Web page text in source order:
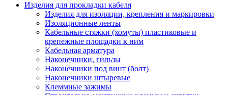
Изделия для прокладки кабеля
Изделия для изоляции, крепления и маркировки
Изоляционные ленты
Кабельные стяжки (хомуты) пластиковые и
крепежные площадки к ним
Кабельная арматура
Наконечники, гильзы
Наконечники под винт (болт)
Наконечники штыревые
Клеммные зажимы